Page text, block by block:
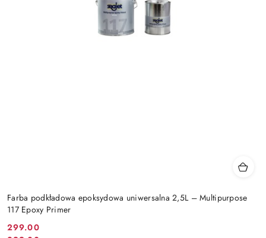
Farba podkładowa epoksydowa uniwersalna 2,5L – Multipurpose
117 Epoxy Primer
Cena
299.00